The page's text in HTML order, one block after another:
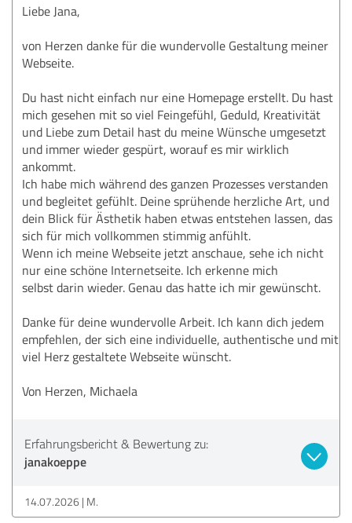
Liebe Jana,
von Herzen danke für die wundervolle Gestaltung meiner
Webseite.
Du hast nicht einfach nur eine Homepage erstellt. Du hast
mich gesehen mit so viel Feingefühl, Geduld, Kreativität
und Liebe zum Detail hast du meine Wünsche umgesetzt
und immer wieder gespürt, worauf es mir wirklich
ankommt.
Ich habe mich während des ganzen Prozesses verstanden
und begleitet gefühlt. Deine sprühende herzliche Art, und
dein Blick für Ästhetik haben etwas entstehen lassen, das
sich für mich vollkommen stimmig anfühlt.
Wenn ich meine Webseite jetzt anschaue, sehe ich nicht
nur eine schöne Internetseite. Ich erkenne mich
selbst darin wieder. Genau das hatte ich mir gewünscht.
Danke für deine wundervolle Arbeit. Ich kann dich jedem
empfehlen, der sich eine individuelle, authentische und mit
viel Herz gestaltete Webseite wünscht.
Von Herzen, Michaela
Erfahrungsbericht & Bewertung zu:
janakoeppe
14.07.2026 M.